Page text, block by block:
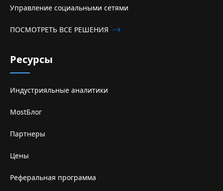
Управление социальными сетями
ПОСМОТРЕТЬ ВСЕ РЕШЕНИЯ
Ресурсы
Индустрияльные аналитики
MostБлог
Партнеры
Цены
Реферальная программа